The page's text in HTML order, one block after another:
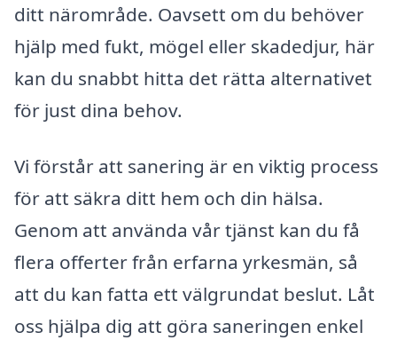
ditt närområde. Oavsett om du behöver
hjälp med fukt, mögel eller skadedjur, här
kan du snabbt hitta det rätta alternativet
för just dina behov.
Vi förstår att sanering är en viktig process
för att säkra ditt hem och din hälsa.
Genom att använda vår tjänst kan du få
flera offerter från erfarna yrkesmän, så
att du kan fatta ett välgrundat beslut. Låt
oss hjälpa dig att göra saneringen enkel